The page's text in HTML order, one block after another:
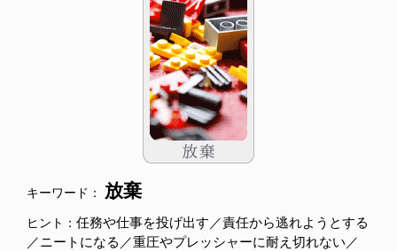
キーワード： 放棄
ヒント： 任務や仕事を投げ出す／責任から逃れようとする
／ニートになる／重圧やプレッシャーに耐え切れない／